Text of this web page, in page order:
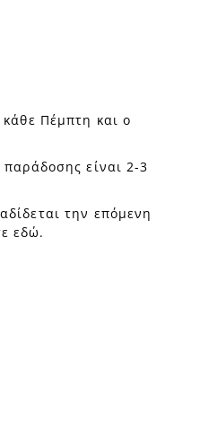
Πέμπτη και ο
είναι 2-3
την επόμενη
εδώ.